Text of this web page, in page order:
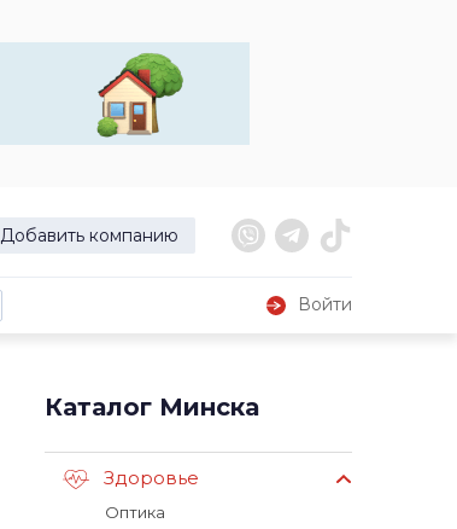
Добавить компанию
Войти
Каталог Минска
Здоровье
Оптика